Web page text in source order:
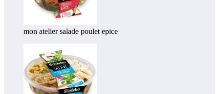
mon atelier salade poulet epice